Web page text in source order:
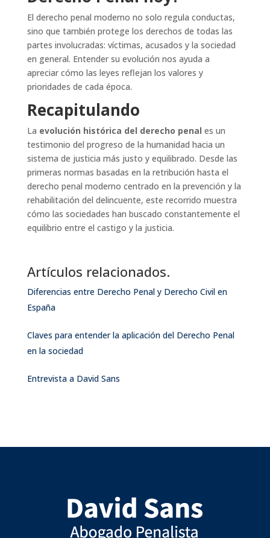
El derecho penal moderno no solo regula conductas,
sino que también protege los derechos de todas las
partes involucradas: víctimas, acusados y la sociedad
en general. Entender su evolución nos ayuda a
apreciar cómo las leyes reflejan los valores y
prioridades de cada época.
Recapitulando
La evolución histórica del derecho penal es un
testimonio del progreso de la humanidad hacia un
sistema de justicia más justo y equilibrado. Desde las
primeras normas basadas en la retribución hasta el
derecho penal moderno centrado en la prevención y la
rehabilitación del delincuente, este recorrido muestra
cómo las sociedades han buscado constantemente el
equilibrio entre el castigo y la justicia.
Artículos relacionados.
Diferencias entre Derecho Penal y Derecho Civil en
España
Claves para entender la aplicación del Derecho Penal
en la sociedad
Entrevista a David Sans